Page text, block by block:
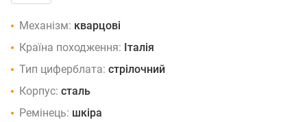
Механізм: кварцові
Країна походження: Італія
Тип циферблата: стрілочний
Корпус: сталь
Ремінець: шкіра